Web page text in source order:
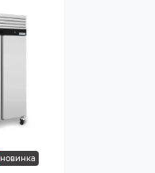
новинка